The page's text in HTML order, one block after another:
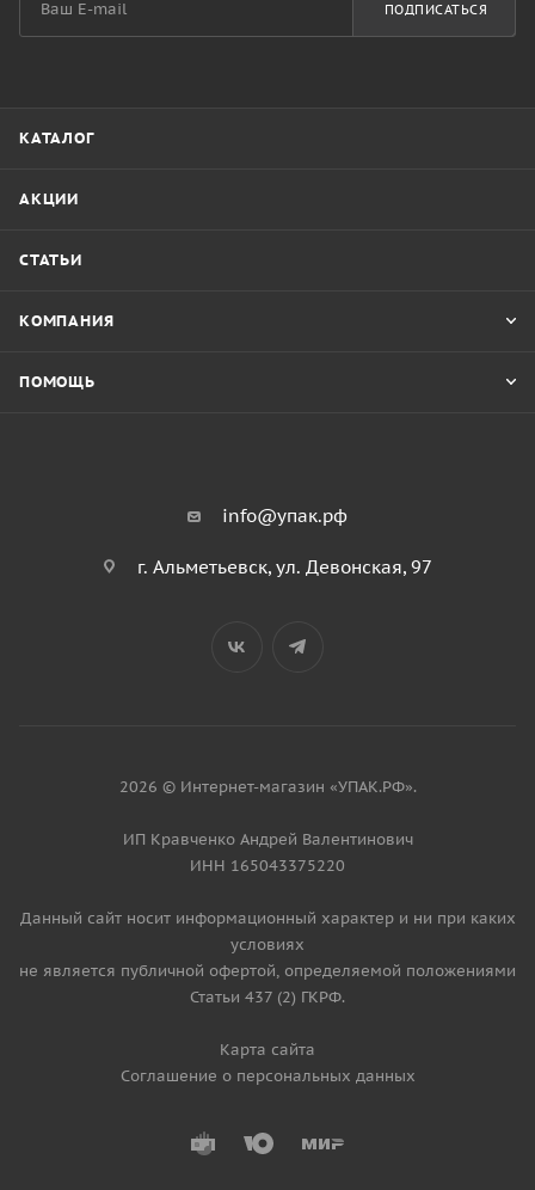
ПОДПИСАТЬСЯ
КАТАЛОГ
АКЦИИ
СТАТЬИ
КОМПАНИЯ
ПОМОЩЬ
info@упак.рф
г. Альметьевск, ул. Девонская, 97
2026 © Интернет-магазин «УПАК.РФ».
ИП Кравченко Андрей Валентинович
ИНН 165043375220
Данный сайт носит информационный характер и ни при каких
условиях
не является публичной офертой, определяемой положениями
Статьи 437 (2) ГКРФ.
Карта сайта
Соглашение о персональных данных